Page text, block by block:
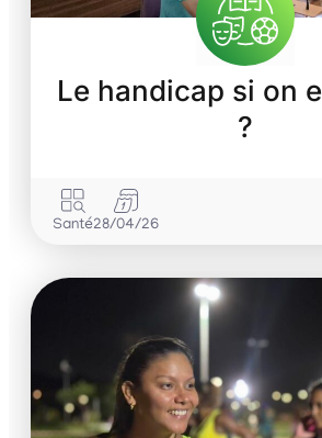
Le handicap si on
?
Santé28/04/26